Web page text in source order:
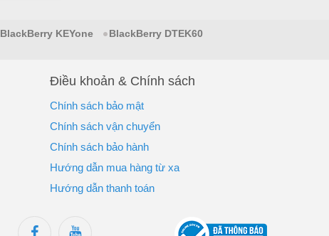
BlackBerry KEYone
BlackBerry DTEK60
Điều khoản & Chính sách
Chính sách bảo mật
Chính sách vận chuyển
Chính sách bảo hành
Hướng dẫn mua hàng từ xa
Hướng dẫn thanh toán